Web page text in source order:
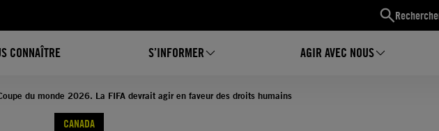
CONNAÎTRE S’INFORMER AGIR AVEC NOUS
du monde 2026. La FIFA devrait agir en faveur des droits humains
CANADA